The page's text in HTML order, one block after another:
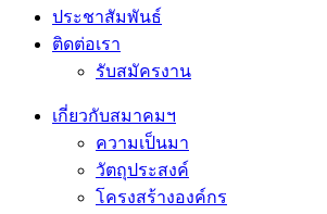
ประชาสัมพันธ์
ติดต่อเรา
รับสมัครงาน
เกี่ยวกับสมาคมฯ
ความเป็นมา
วัตถุประสงค์
โครงสร้างองค์กร